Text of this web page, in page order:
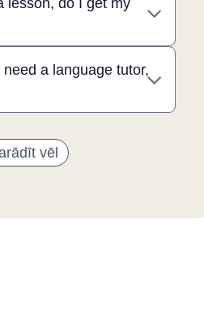
lesson, do I get my
a language tutor,
vēl